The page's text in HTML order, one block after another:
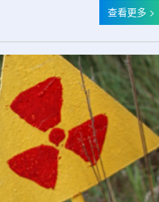
相关业务通常与放射性药物制备、分
子影像和核医学诊断应用密切相关。
入商业生产前的最后阶段，预计将在
2026年下半年交...
查看更多 >